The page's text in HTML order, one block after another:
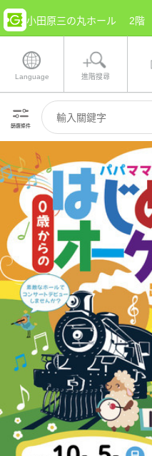
Language 進階搜尋
篩選條件